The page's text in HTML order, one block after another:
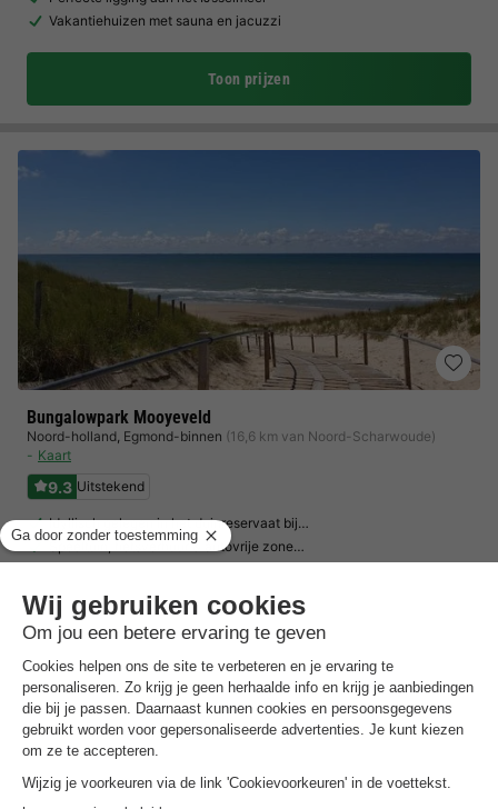
Vakantiehuizen met sauna en jacuzzi
Toon prijzen
Bungalowpark Mooyeveld
Noord-holland, Egmond-binnen (16,6 km van Noord-Scharwoude)
Kaart
9.3 Uitstekend
Idyllisch gelegen in het duinreservaat bij…
Speeltuin, fietsverhuur & autovrije zone…
Toon prijzen